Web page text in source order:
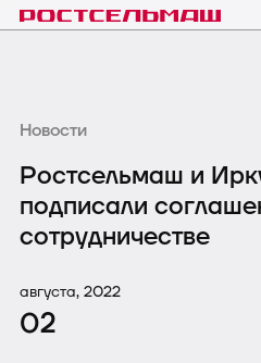
Новости
Ростсельмаш и
подписали
сотрудничестве
августа, 2022
02